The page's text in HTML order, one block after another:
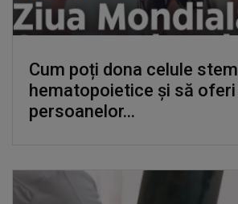
Cum poți dona celule stem
hematopoietice și să oferi
persoanelor...